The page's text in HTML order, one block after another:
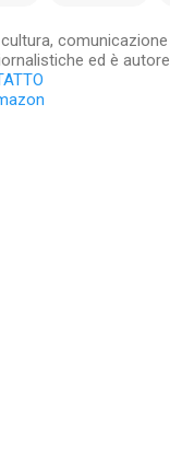
ed è